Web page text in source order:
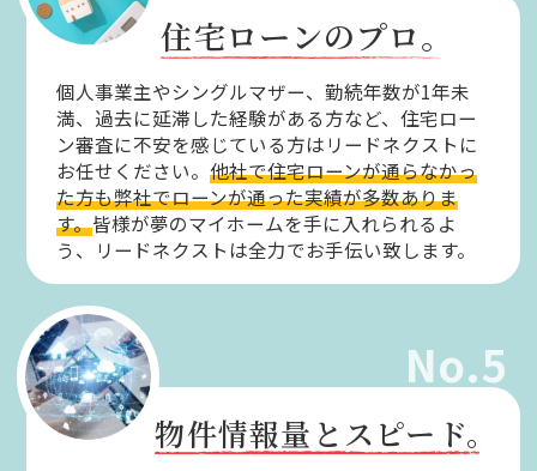
住宅ローンのプロ。
個人事業主やシングルマザー、勤続年数が1年未
満、過去に延滞した経験がある方など、住宅ロー
ン審査に不安を感じている方はリードネクストに
お任せください。他社で住宅ローンが通らなかっ
た方も弊社でローンが通った実績が多数ありま
す。皆様が夢のマイホームを手に入れられるよ
う、リードネクストは全力でお手伝い致します。
No.5
物件情報量とスピード。